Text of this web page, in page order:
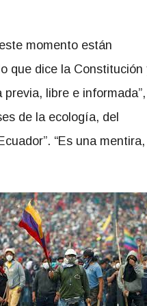
momento están
que dice la Constitución
libre e informada”,
de la ecología, del
“Es una